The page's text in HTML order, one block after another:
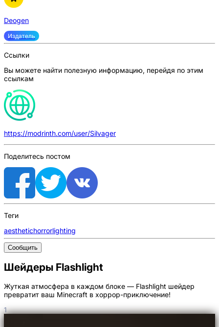
Deogen
Издатель
Ссылки
Вы можете найти полезную информацию, перейдя по этим
ссылкам
https://modrinth.com/user/Silvager
Поделитесь постом
Теги
aesthetichorrorlighting
Сообщить
Шейдеры Flashlight
Жуткая атмосфера в каждом блоке — Flashlight шейдер
превратит ваш Minecraft в хоррор-приключение!
1